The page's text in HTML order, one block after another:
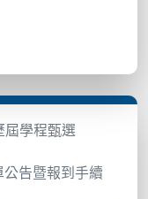
屆學程甄選
告暨報到手續